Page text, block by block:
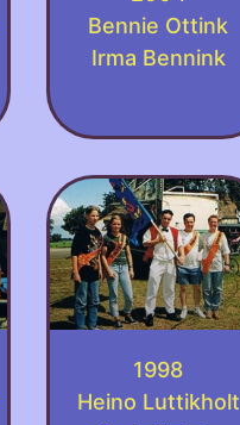
Bennie Ottink
Irma Bennink
1998
Heino Luttikholt